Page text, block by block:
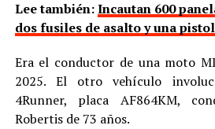
Lee también:Incautan 600
dos fusiles de asalto y una
Era el conductor de una moto
2025. El otro vehículo
4Runner, placa AF864KM,
Robertis de 73 años.